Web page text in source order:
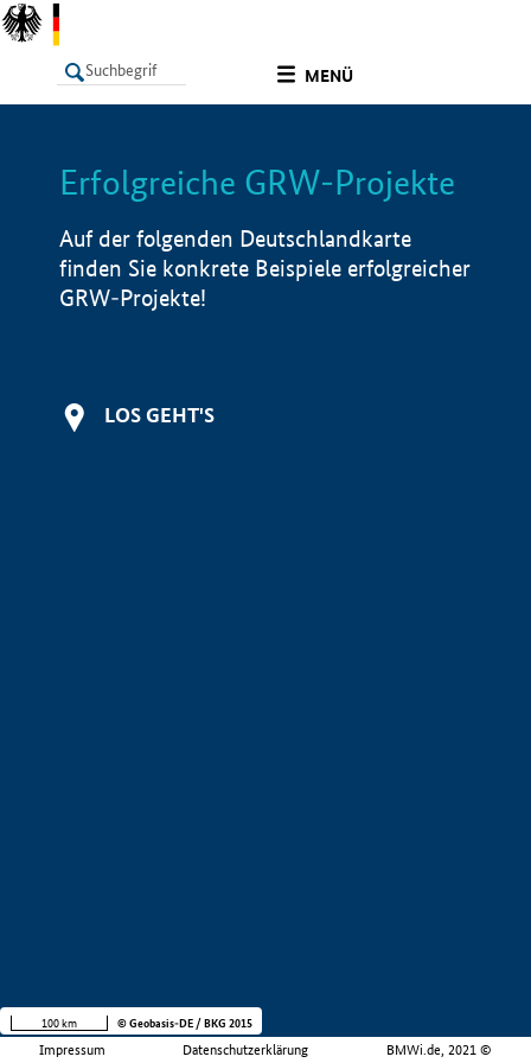
MENÜ
LISTE Info
Erfolgreiche GRW-Projekte
Auf der folgenden Deutschlandkarte
finden Sie konkrete Beispiele erfolgreicher
GRW-Projekte!
LOS GEHT'S
Impressum Datenschutzerklärung BMWi.de, 2021 ©
100 km © Geobasis-DE / BKG 2015